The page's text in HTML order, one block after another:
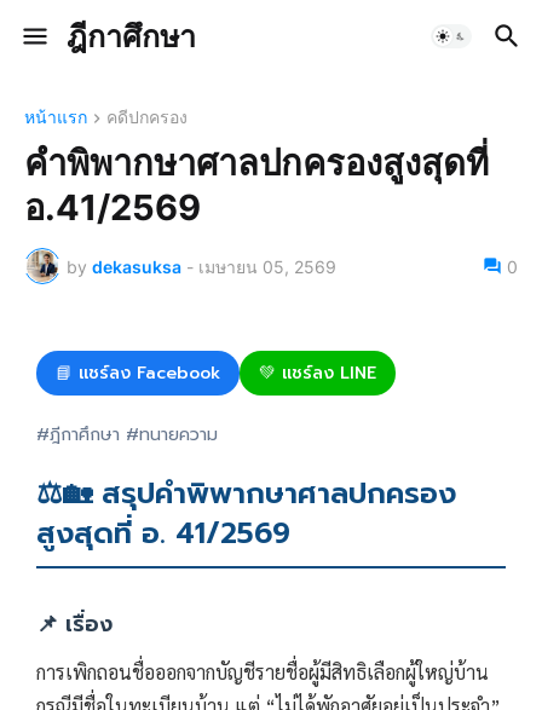
ฎีกาศึกษา
หน้าแรก คดีปกครอง
คำพิพากษาศาลปกครองสูงสุดที่
อ.41/2569
by dekasuksa - เมษายน 05, 2569 0
📘 แชร์ลง Facebook 💚 แชร์ลง LINE
#ฎีกาศึกษา #ทนายความ
⚖️🏡 สรุปคำพิพากษาศาลปกครอง
สูงสุดที่ อ. 41/2569
📌 เรื่อง
การเพิกถอนชื่อออกจากบัญชีรายชื่อผู้มีสิทธิเลือกผู้ใหญ่บ้าน